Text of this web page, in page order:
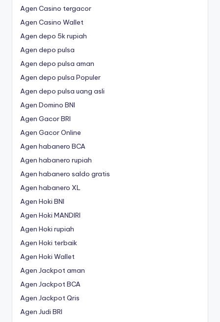
Agen Casino tergacor
Agen Casino Wallet
Agen depo 5k rupiah
Agen depo pulsa
Agen depo pulsa aman
Agen depo pulsa Populer
Agen depo pulsa uang asli
Agen Domino BNI
Agen Gacor BRI
Agen Gacor Online
Agen habanero BCA
Agen habanero rupiah
Agen habanero saldo gratis
Agen habanero XL
Agen Hoki BNI
Agen Hoki MANDIRI
Agen Hoki rupiah
Agen Hoki terbaik
Agen Hoki Wallet
Agen Jackpot aman
Agen Jackpot BCA
Agen Jackpot Qris
Agen Judi BRI